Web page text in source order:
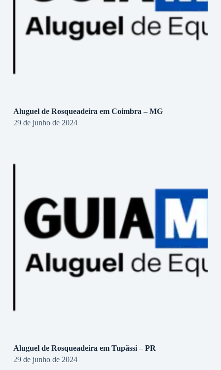
Aluguel de Rosqueadeira em Coimbra – MG
29 de junho de 2024
Aluguel de Rosqueadeira em Tupãssi – PR
29 de junho de 2024